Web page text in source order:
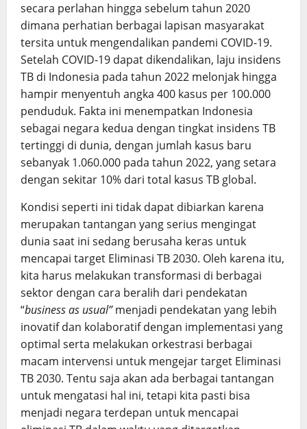
secara perlahan hingga sebelum tahun 2020
dimana perhatian berbagai lapisan masyarakat
tersita untuk mengendalikan pandemi COVID-19.
Setelah COVID-19 dapat dikendalikan, laju insidens
TB di Indonesia pada tahun 2022 melonjak hingga
hampir menyentuh angka 400 kasus per 100.000
penduduk. Fakta ini menempatkan Indonesia
sebagai negara kedua dengan tingkat insidens TB
tertinggi di dunia, dengan jumlah kasus baru
sebanyak 1.060.000 pada tahun 2022, yang setara
dengan sekitar 10% dari total kasus TB global.
Kondisi seperti ini tidak dapat dibiarkan karena
merupakan tantangan yang serius mengingat
dunia saat ini sedang berusaha keras untuk
mencapai target Eliminasi TB 2030. Oleh karena itu,
kita harus melakukan transformasi di berbagai
sektor dengan cara beralih dari pendekatan
“business as usual”menjadi pendekatan yang lebih
inovatif dan kolaboratif dengan implementasi yang
optimal serta melakukan orkestrasi berbagai
macam intervensi untuk mengejar target Eliminasi
TB 2030. Tentu saja akan ada berbagai tantangan
untuk mengatasi hal ini, tetapi kita pasti bisa
menjadi negara terdepan untuk mencapai